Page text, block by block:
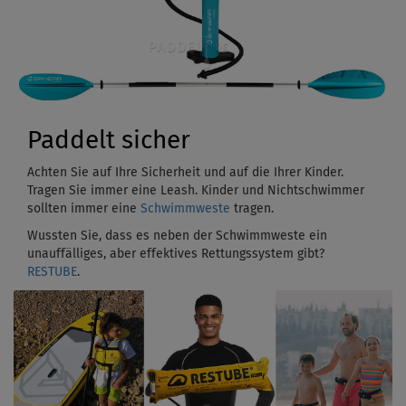
Paddelt sicher
Achten Sie auf Ihre Sicherheit und auf die Ihrer Kinder.
Tragen Sie immer eine Leash. Kinder und Nichtschwimmer
sollten immer eine Schwimmweste tragen.
Wussten Sie, dass es neben der Schwimmweste ein
unauffälliges, aber effektives Rettungssystem gibt?
RESTUBE.